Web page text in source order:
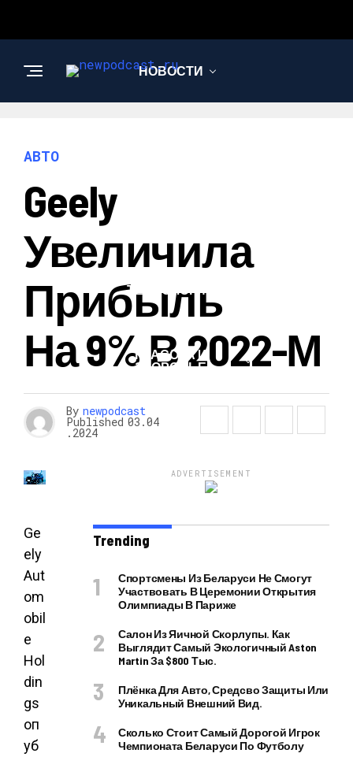
НОВОСТИ
ТЕХНОЛОГИИ
КРАСОТА И
ЗДОРОВЬЕ
АВТО
Geely
Увеличила
Прибыль
На 9% В 2022-М
By newpodcast
Published 03.04
.2024
Ge
ely
Aut
om
obil
e
Hol
din
gs
оп
уб
ADVERTISEMENT
Trending
Спортсмены Из Беларуси Не Смогут
Участвовать В Церемонии Открытия
Олимпиады В Париже
Салон Из Яичной Скорлупы. Как
Выглядит Самый Экологичный Aston
Martin За $800 Тыс.
Плёнка Для Авто, Средсво Защиты Или
Уникальный Внешний Вид.
Сколько Стоит Самый Дорогой Игрок
Чемпионата Беларуси По Футболу